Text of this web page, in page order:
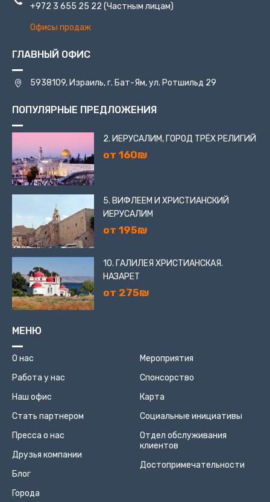
+972 3 655 25 22 (Частным лицам)
Офисы продаж
ГЛАВНЫЙ ОФИС
5938109, Израиль, г. Бат-Ям, ул. Ротшильд 29
ПОПУЛЯРНЫЕ ПРЕДЛОЖЕНИЯ
2. ИЕРУСАЛИМ, ГОРОД ТРЁХ РЕЛИГИЙ
от 160₪
5. ВИФЛЕЕМ И ХРИСТИАНСКИЙ
ИЕРУСАЛИМ
от 195₪
10. ГАЛИЛЕЯ ХРИСТИАНСКАЯ.
НАЗАРЕТ
от 275₪
МЕНЮ
О нас
Работа у нас
Наш офис
Стать партнером
Пресса о нас
Друзья компании
Блог
Города
Мероприятия
Спонсорство
Карта
Социальные инициативы
Отдел обслуживания
клиентов
Достопримечательности